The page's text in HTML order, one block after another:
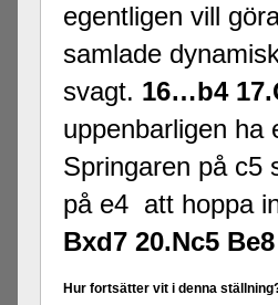
egentligen vill
samlade
svagt. 16…b4
uppenbarligen ha
Springaren på c5
på e4 att hoppa
Bxd7 20.Nc5 Be8
Hur fortsätter vit i denna